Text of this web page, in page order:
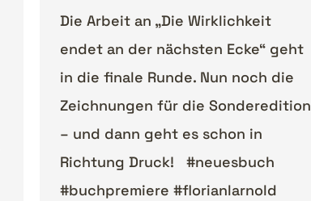
Die Arbeit an „Die Wirklichkeit
endet an der nächsten Ecke“ geht
in die finale Runde. Nun noch die
Zeichnungen für die Sonderedition
– und dann geht es schon in
Richtung Druck! #neuesbuch
#buchpremiere #florianlarnold